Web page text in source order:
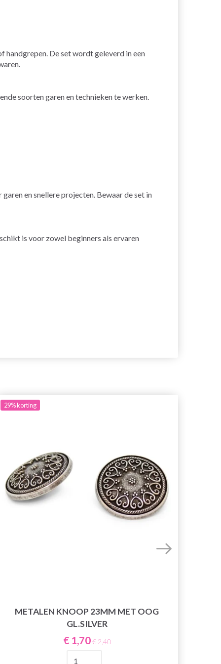
handgrepen. De set wordt geleverd in een
soorten garen en technieken te werken.
en snellere projecten. Bewaar de set in
is voor zowel beginners als ervaren
29%korting
METALEN KNOOP 23MM MET OOG
GL.SILVER
€ 1,70€ 2,40